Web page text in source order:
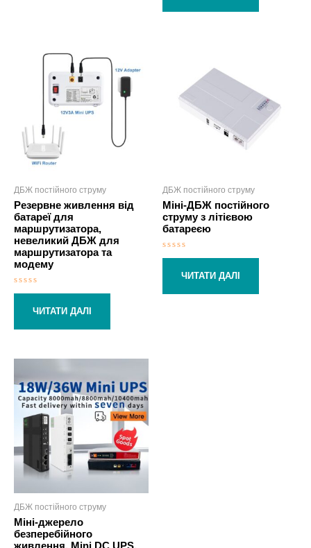
ДБЖ постійного струму
Резервне живлення від
батареї для
маршрутизатора,
невеликий ДБЖ для
маршрутизатора та
модему
Оцінено
ЧИТАТИ ДАЛІ
ДБЖ постійного струму
Міні-ДБЖ постійного
струму з літієвою
батареєю
Оцінено
ЧИТАТИ ДАЛІ
ДБЖ постійного струму
Міні-джерело
безперебійного